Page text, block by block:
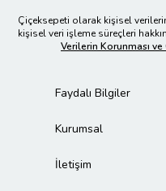
Çiçeksepeti olarak kişisel
kişisel veri işleme süreçleri
Verilerin Korunması
Faydalı Bilgiler
Kurumsal
İletişim